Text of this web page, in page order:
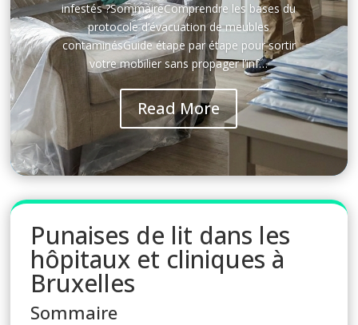
infestés ?SommaireComprendre les bases du
protocole d’évacuation de meubles
contaminésGuide étape par étape pour sortir
votre mobilier sans propager l’inf…
Read More
Punaises de lit dans les
hôpitaux et cliniques à
Bruxelles
Sommaire